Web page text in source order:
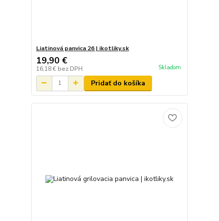
Liatinová panvica 26 | ikotliky.sk
19,90 €
16,18 € bez DPH Skladom
Pridať do košíka